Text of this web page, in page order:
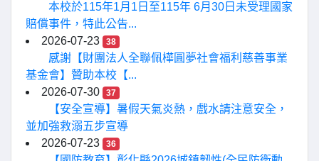
本校於115年1月1日至115年 6月30日未受理國家
賠償事件，特此公告...
2026-07-23
38
感謝【財團法人全聯佩樺圓夢社會福利慈善事業
基金會】贊助本校【...
2026-07-30
37
【安全宣導】暑假天氣炎熱，戲水請注意安全，
並加強救溺五步宣導
2026-07-23
36